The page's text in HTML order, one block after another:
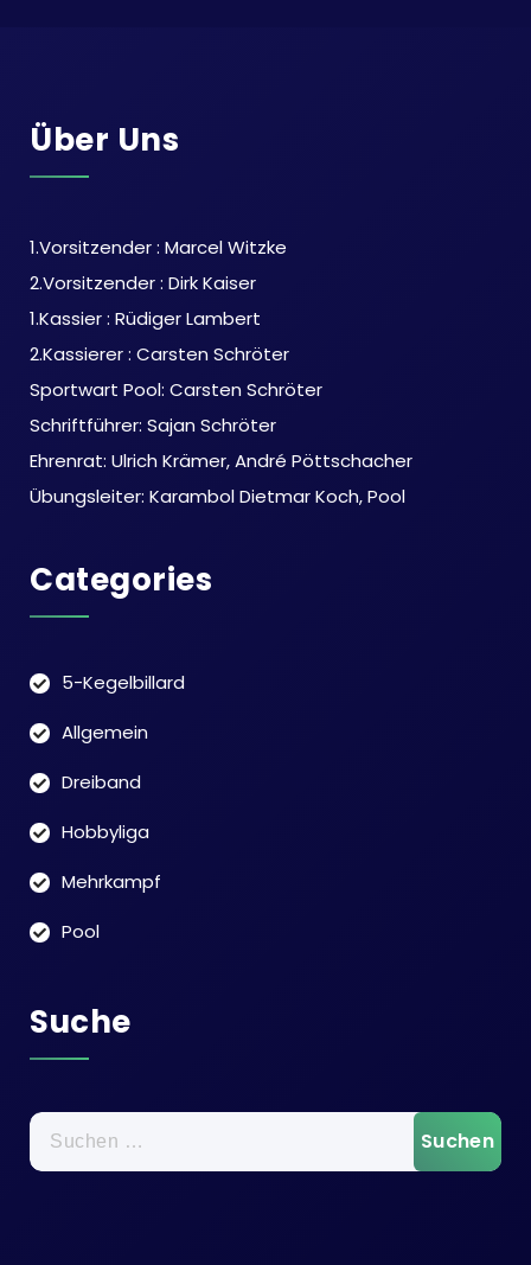
Über Uns
1.Vorsitzender : Marcel Witzke
2.Vorsitzender : Dirk Kaiser
1.Kassier : Rüdiger Lambert
2.Kassierer : Carsten Schröter
Sportwart Pool: Carsten Schröter
Schriftführer: Sajan Schröter
Ehrenrat: Ulrich Krämer, André Pöttschacher
Übungsleiter: Karambol Dietmar Koch, Pool
Categories
5-Kegelbillard
Allgemein
Dreiband
Hobbyliga
Mehrkampf
Pool
Suche
Suchen
nach: